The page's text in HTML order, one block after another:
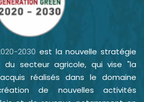
2030 est la nouvelle stratégie
du secteur agricole, qui vise "la
réalisés dans le domaine
de nouvelles activités